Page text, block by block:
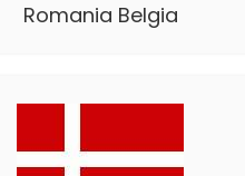
Romania Belgia